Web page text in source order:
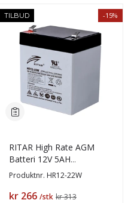
TILBUD -15%
RITAR High Rate AGM
Batteri 12V 5AH
(90x70x101mm) F2
Produktnr. HR12-22W
Pris
kr 266 /stk kr 313